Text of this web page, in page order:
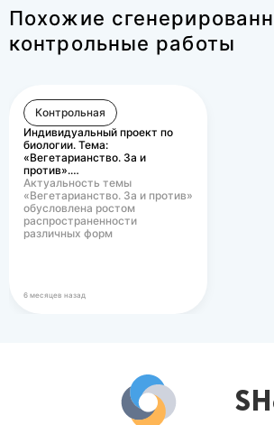
Похожие
контрольные работы
Контрольная
Индивидуальный проект по
биологии. Тема:
«Вегетарианство. За и
против».…
Актуальность темы
«Вегетарианство. За и против»
обусловлена ростом
распространенности
различных форм
6 месяцев назад